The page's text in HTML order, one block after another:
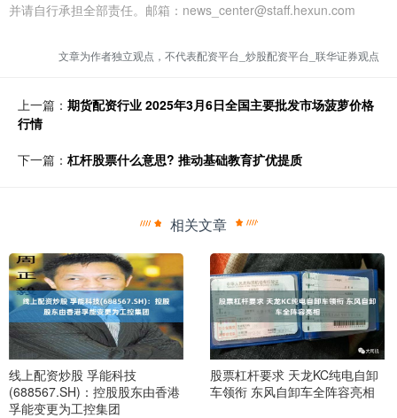
并请自行承担全部责任。邮箱：news_center@staff.hexun.com
文章为作者独立观点，不代表配资平台_炒股配资平台_联华证券观点
上一篇： 期货配资行业 2025年3月6日全国主要批发市场菠萝价格
行情
下一篇： 杠杆股票什么意思? 推动基础教育扩优提质
相关文章
线上配资炒股 孚能科技
(688567.SH)：控股股东由香港
孚能变更为工控集团
股票杠杆要求 天龙KC纯电自卸
车领衔 东风自卸车全阵容亮相